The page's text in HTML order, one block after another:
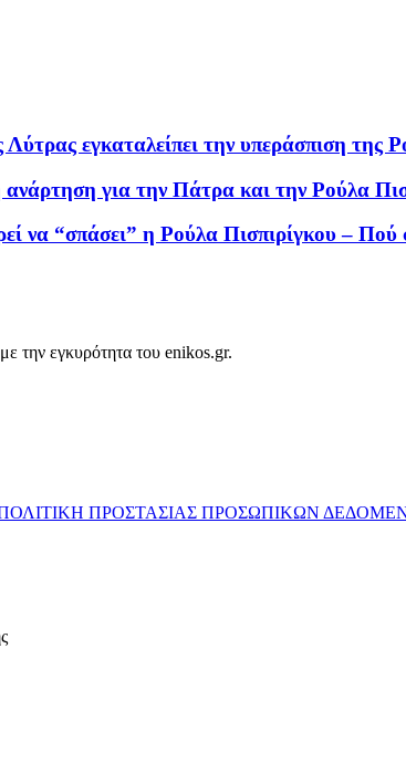
εγκαταλείπει την υπεράσπιση της
για την Πάτρα και την Ρούλα
να “σπάσει” η Ρούλα Πισπιρίγκου – Πού
την εγκυρότητα του enikos.gr.
ΠΡΟΣΤΑΣΙΑΣ ΠΡΟΣΩΠΙΚΩΝ